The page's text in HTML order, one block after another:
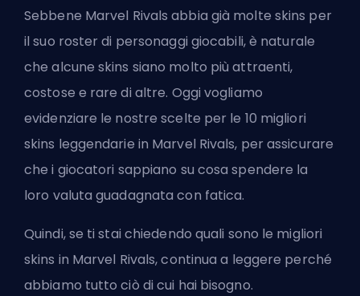
Sebbene Marvel Rivals abbia già molte skins per
il suo roster di personaggi giocabili, è naturale
che alcune skins siano molto più attraenti,
costose e rare di altre. Oggi vogliamo
evidenziare le nostre scelte per le 10 migliori
skins leggendarie in Marvel Rivals, per assicurare
che i giocatori sappiano su cosa spendere la
loro valuta guadagnata con fatica.
Quindi, se ti stai chiedendo quali sono le migliori
skins in Marvel Rivals, continua a leggere perché
abbiamo tutto ciò di cui hai bisogno.